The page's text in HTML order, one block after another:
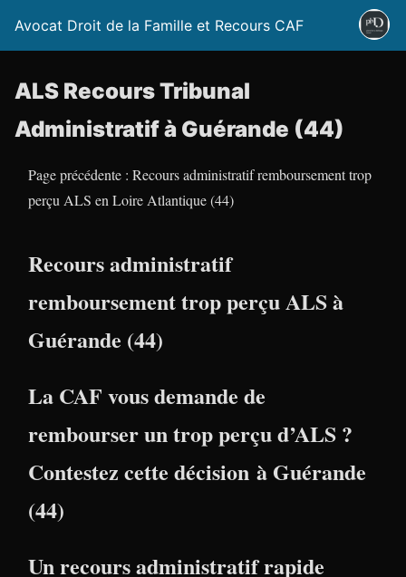
Avocat Droit de la Famille et Recours CAF
ALS Recours Tribunal
Administratif à Guérande (44)
Page précédente : Recours administratif remboursement trop
perçu ALS en Loire Atlantique (44)
Recours administratif
remboursement trop perçu ALS à
Guérande (44)
La CAF vous demande de
rembourser un trop perçu d’ALS ?
Contestez cette décision à Guérande
(44)
Un recours administratif rapide